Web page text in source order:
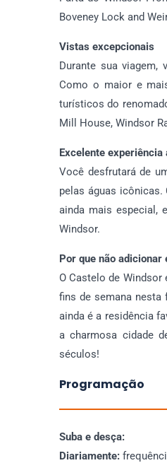
Boveney Lock and
Vistas excepcionais
Durante sua viagem,
Como o maior e
turísticos do
Mill House, Windsor
Excelente experiência
Você desfrutará de
pelas águas
ainda mais especial,
Windsor.
Por que não adicionar
O Castelo de
fins de semana nesta
ainda é a residência
a charmosa cidade
séculos!
Programação
Suba e desça:
Diariamente: